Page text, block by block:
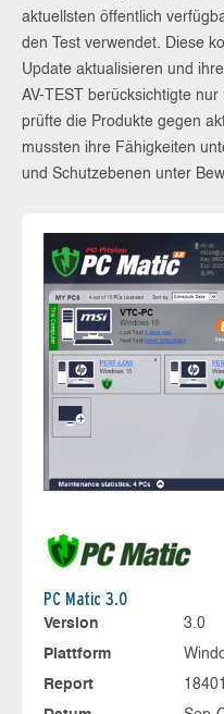
aktuellsten öffentlich
den Test verwendet. Diese
Update aktualisieren und
AV-TEST berücksichtigte
prüfte die Produkte gegen
mussten ihre Fähigkeiten
und Schutzebenen unter
PC Matic 3.0
Version
3.0
Plattform
Report